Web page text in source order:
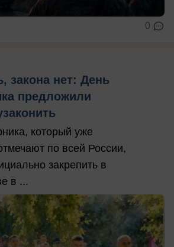
0
закона нет: День
предложили
который уже
по всей России,
закрепить в
в ...